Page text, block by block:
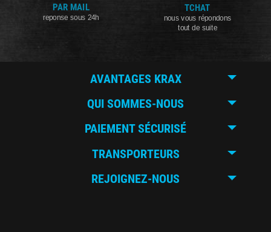
PAR MAIL
reponse sous 24h
TCHAT
nous vous répondons
tout de suite
AVANTAGES KRAX
QUI SOMMES-NOUS
PAIEMENT SÉCURISÉ
TRANSPORTEURS
REJOIGNEZ-NOUS